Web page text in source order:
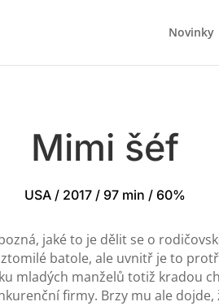
Novinky
Mimi šéf
USA / 2017 / 97 min / 60%
jaké to je dělit se o
batole, ale uvnitř je to
mladých manželů totiž kradou
firmy. Brzy mu ale